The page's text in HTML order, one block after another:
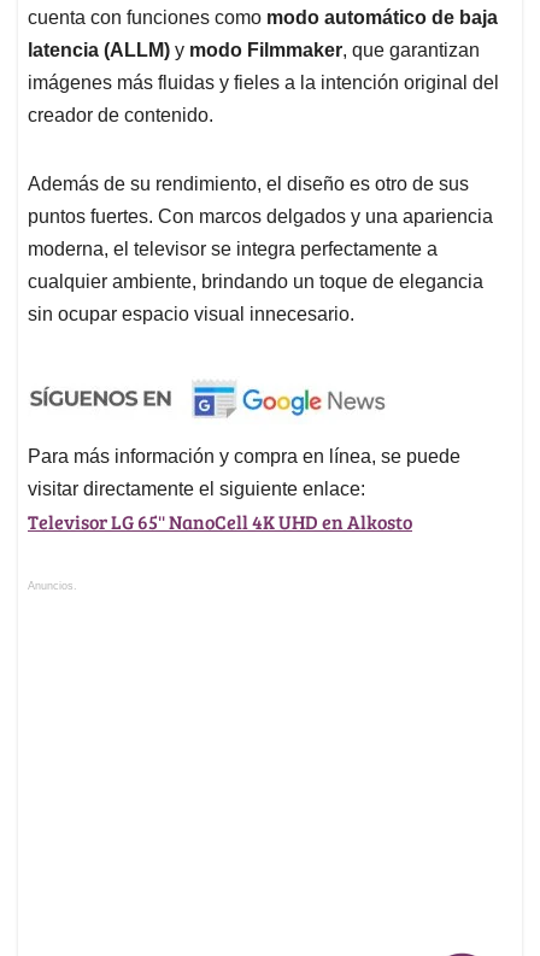
cuenta con funciones como modo automático de baja
latencia (ALLM) y modo Filmmaker, que garantizan
imágenes más fluidas y fieles a la intención original del
creador de contenido.
Además de su rendimiento, el diseño es otro de sus
puntos fuertes. Con marcos delgados y una apariencia
moderna, el televisor se integra perfectamente a
cualquier ambiente, brindando un toque de elegancia
sin ocupar espacio visual innecesario.
Para más información y compra en línea, se puede
visitar directamente el siguiente enlace:
Televisor LG 65'' NanoCell 4K UHD en Alkosto
Anuncios.